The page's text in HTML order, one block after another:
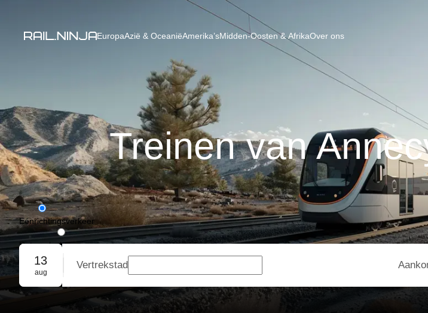
EuropaAzië & OceaniëAmerika’sMidden-Oosten & AfrikaOver ons
Treinen van
Eénrichtingsverkeer
Retourvlucht
Groepsreservering
13
aug
Vertrekstad